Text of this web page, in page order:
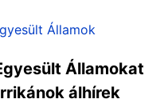
Államok
Államokat
álhírek